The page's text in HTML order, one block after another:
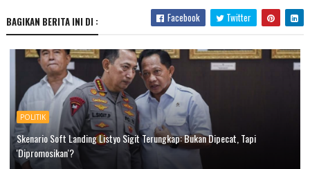
BAGIKAN BERITA INI DI : Facebook Twitter
POLITIK
Skenario Soft Landing Listyo Sigit Terungkap: Bukan Dipecat, Tapi
'Dipromosikan'?